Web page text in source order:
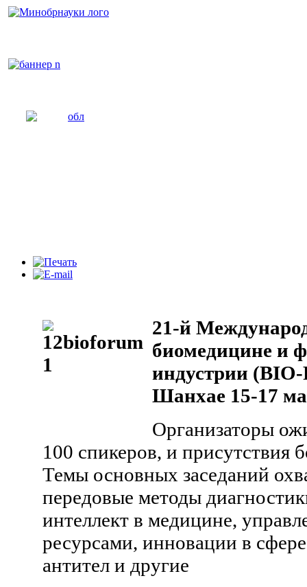
21-й
биомедицине и
индустрии
Шанхае 15-17
Организаторы
100 спикеров, и присутствия
Темы основных заседаний
передовые методы
интеллект в медицине,
ресурсами, инновации в
антител и другие